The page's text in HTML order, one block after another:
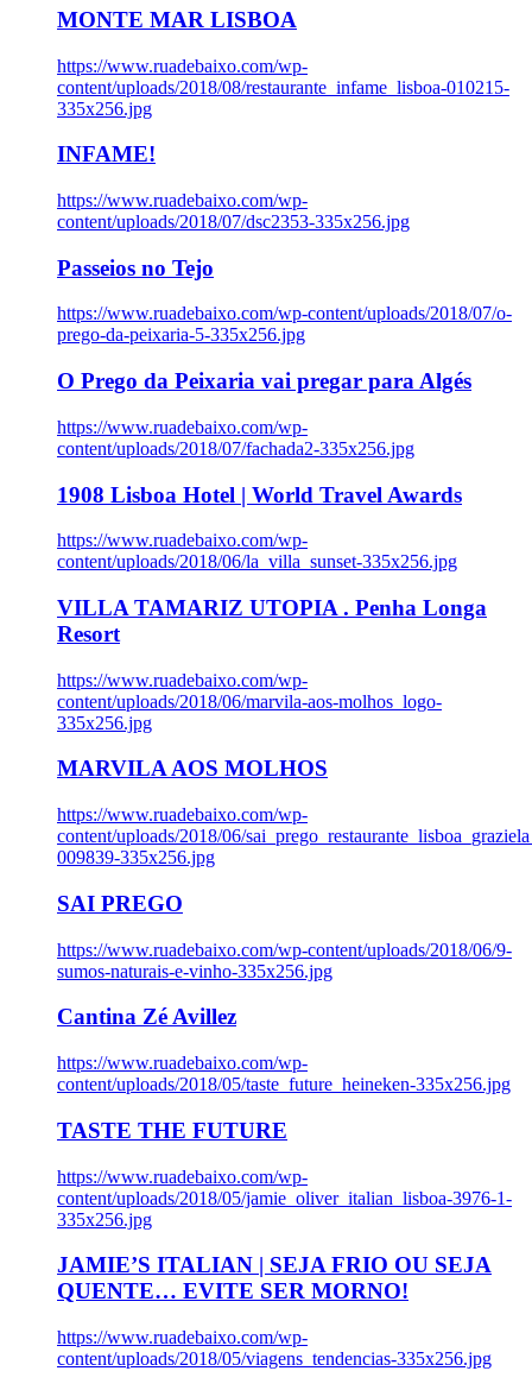
MONTE MAR LISBOA
https://www.ruadebaixo.com/wp-
content/uploads/2018/08/restaurante_infame_lisboa-010215-
335x256.jpg
INFAME!
https://www.ruadebaixo.com/wp-
content/uploads/2018/07/dsc2353-335x256.jpg
Passeios no Tejo
https://www.ruadebaixo.com/wp-content/uploads/2018/07/o-
prego-da-peixaria-5-335x256.jpg
O Prego da Peixaria vai pregar para Algés
https://www.ruadebaixo.com/wp-
content/uploads/2018/07/fachada2-335x256.jpg
1908 Lisboa Hotel | World Travel Awards
https://www.ruadebaixo.com/wp-
content/uploads/2018/06/la_villa_sunset-335x256.jpg
VILLA TAMARIZ UTOPIA . Penha Longa
Resort
https://www.ruadebaixo.com/wp-
content/uploads/2018/06/marvila-aos-molhos_logo-
335x256.jpg
MARVILA AOS MOLHOS
https://www.ruadebaixo.com/wp-
content/uploads/2018/06/
009839-335x256.jpg
SAI PREGO
https://www.ruadebaixo.com/wp-content/uploads/2018/06/9-
sumos-naturais-e-vinho-335x256.jpg
Cantina Zé Avillez
https://www.ruadebaixo.com/wp-
content/uploads/2018/05/taste_future_heineken-335x256.jpg
TASTE THE FUTURE
https://www.ruadebaixo.com/wp-
content/uploads/2018/05/jamie_oliver_italian_lisboa-3976-1-
335x256.jpg
JAMIE’S ITALIAN | SEJA FRIO OU SEJA
QUENTE… EVITE SER MORNO!
https://www.ruadebaixo.com/wp-
content/uploads/2018/05/viagens_tendencias-335x256.jpg